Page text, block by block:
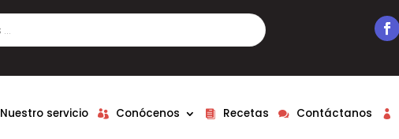
Nuestro servicio Conócenos Recetas Contáctanos